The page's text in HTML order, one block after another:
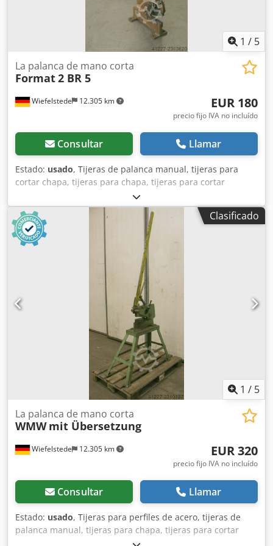
1 / 5
Wiefelstede 12.305 km
La palanca de mano corta
Format2 BR 5
EUR 180
precio fijo IVA no incluído
Consultar Llamar
Estado: usado, Tijeras de palanca manual, tijeras para
cortar chapa, tijeras para chapa, tijeras para cortar
láminas de metal -Dimensiones de las hojas: 100 x 5 mm
Dkjdpfxechlyfo Akasr -Dimensiones: 280/100/A980 mm -
Peso: 10 kg
Clasificado
1 / 5
Wiefelstede 12.305 km
La palanca de mano corta
WMW mit Übersetzung
EUR 320
precio fijo IVA no incluído
Consultar Llamar
Estado: usado, Tijeras para perfiles de acero, tijeras de
palanca manual, tijeras para chapa, tijeras para cortar
chapa, tijeras para cortar láminas de metal Dkjdpfocht Utjx